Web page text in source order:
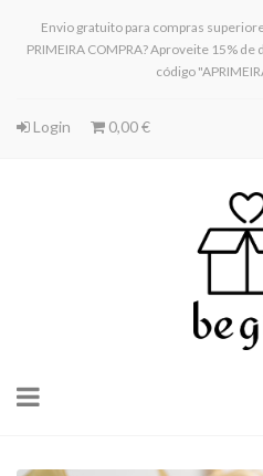
Envio gratuito para compras
PRIMEIRA COMPRA? Aproveite 15%
código
Login 0,00 €
Toggle